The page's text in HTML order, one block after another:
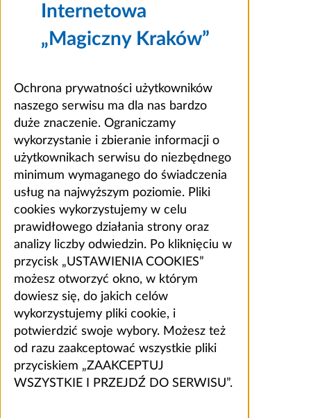
Internetowa
„Magiczny Kraków”
Ochrona prywatności użytkowników
naszego serwisu ma dla nas bardzo
duże znaczenie. Ograniczamy
wykorzystanie i zbieranie informacji o
użytkownikach serwisu do niezbędnego
minimum wymaganego do świadczenia
usług na najwyższym poziomie. Pliki
cookies wykorzystujemy w celu
prawidłowego działania strony oraz
analizy liczby odwiedzin. Po kliknięciu w
przycisk „USTAWIENIA COOKIES”
możesz otworzyć okno, w którym
dowiesz się, do jakich celów
wykorzystujemy pliki cookie, i
potwierdzić swoje wybory. Możesz też
od razu zaakceptować wszystkie pliki
przyciskiem „ZAAKCEPTUJ
WSZYSTKIE I PRZEJDŹ DO SERWISU”.